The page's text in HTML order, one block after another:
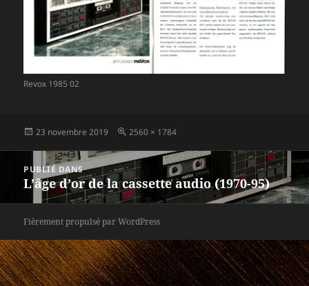
Revox 1985 02
Publié
23 novembre 2019
Taille
2560 × 1784
Navigation
l’article
PUBLIÉ DANS
L’âge d’or de la cassette audio (1970-95)
Fièrement propulsé par WordPress